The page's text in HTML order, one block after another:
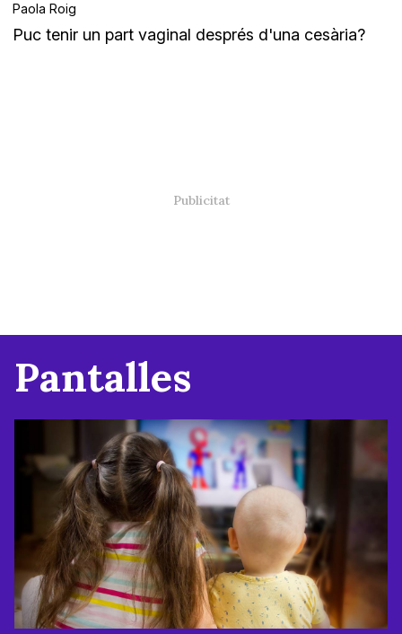
Paola Roig
Puc tenir un part vaginal després d'una cesària?
Pantalles